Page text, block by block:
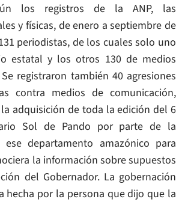
los registros de la ANP, las
y físicas, de enero a septiembre de
periodistas, de los cuales solo uno
estatal y los otros 130 de medios
registraron también 40 agresiones
contra medios de comunicación,
adquisición de toda la edición del 6
Sol de Pando por parte de la
ese departamento amazónico para
la información sobre supuestos
del Gobernador. La gobernación
hecha por la persona que dijo que la